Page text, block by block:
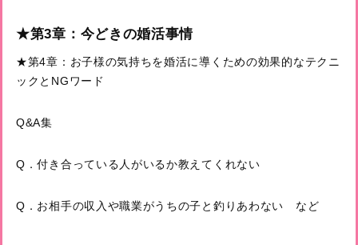
★第3章：今どきの婚活事情
★第4章：お子様の気持ちを婚活に導くための効果的なテクニ
ックとNGワード
Q&A集
Q．付き合っている人がいるか教えてくれない
Q．お相手の収入や職業がうちの子と釣りあわない など